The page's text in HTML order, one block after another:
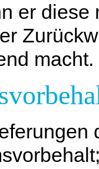
er diese
macht.